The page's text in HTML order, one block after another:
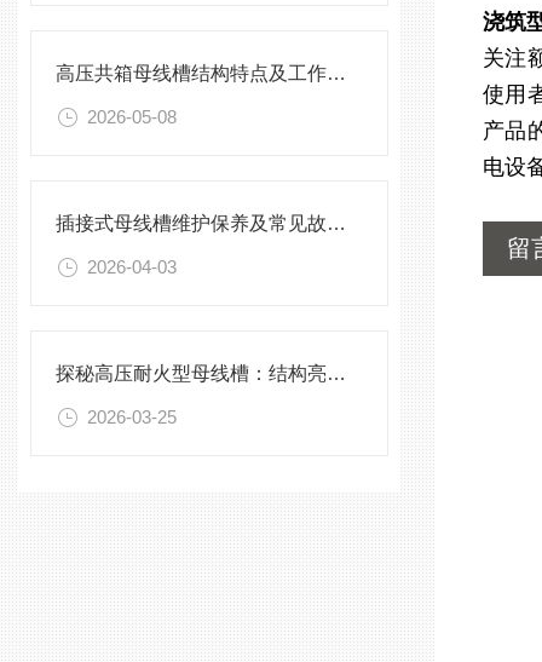
高压共箱母线槽结构特点及工作原理
2026-05-08
插接式母线槽维护保养及常见故障处理指南
2026-04-03
探秘高压耐火型母线槽：结构亮点与实用效能
2026-03-25
浇筑
关注
使用
产品
电设
留